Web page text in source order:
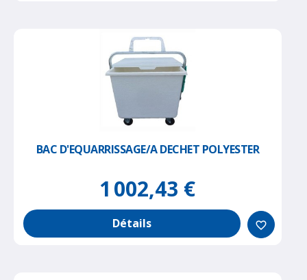
BAC D'EQUARRISSAGE/A DECHET POLYESTER
1 002,43 €
Détails favorite_border